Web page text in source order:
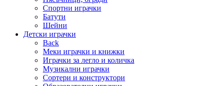
Спортни играчки
Батути
Шейни
Детски играчки
Back
Меки играчки и книжки
Играчки за легло и количка
Музикални играчки
Сортери и конструктори